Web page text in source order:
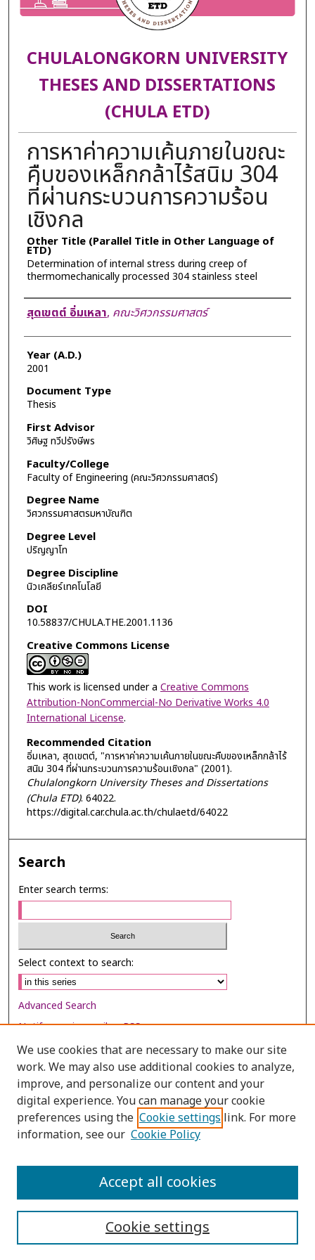
CHULALONGKORN UNIVERSITY
THESES AND DISSERTATIONS
(CHULA ETD)
การหาค่าความเค้นภายในขณะ
คืบของเหล็กกล้าไร้สนิม 304
ที่ผ่านกระบวนการความร้อน
เชิงกล
Other Title (Parallel Title in Other Language of
ETD)
Determination of internal stress during creep of
thermomechanically processed 304 stainless steel
Author
สุดเขตต์ อิ่มเหลา, คณะวิศวกรรมศาสตร์
Year (A.D.)
2001
Document Type
Thesis
First Advisor
วิศิษฐ ทวีปรังษีพร
Faculty/College
Faculty of Engineering (คณะวิศวกรรมศาสตร์)
Degree Name
วิศวกรรมศาสตรมหาบัณฑิต
Degree Level
ปริญญาโท
Degree Discipline
นิวเคลียร์เทคโนโลยี
DOI
10.58837/CHULA.THE.2001.1136
Creative Commons License
This work is licensed under a Creative Commons
Attribution-NonCommercial-No Derivative Works 4.0
International License.
Recommended Citation
อิ่มเหลา, สุดเขตต์, "การหาค่าความเค้นภายในขณะคืบของเหล็กกล้าไร้
สนิม 304 ที่ผ่านกระบวนการความร้อนเชิงกล" (2001).
Chulalongkorn University Theses and Dissertations
(Chula ETD). 64022.
https://digital.car.chula.ac.th/chulaetd/64022
Search
Enter search terms:
Select context to search:
Advanced Search
Notify me via email orRSS
Browse
Collections
Disciplines
Authors
We use cookies that are necessary to make our site
work. We may also use additional cookies to analyze,
improve, and personalize our content and your
digital experience. You can manage your cookie
preferences using the Cookie settings link. For more
information, see our Cookie Policy
Cookie settings
Accept all cookies